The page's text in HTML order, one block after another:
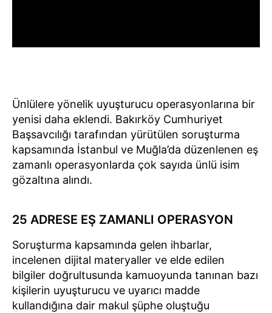
Ünlülere yönelik uyuşturucu operasyonlarına bir
yenisi daha eklendi. Bakırköy Cumhuriyet
Başsavcılığı tarafından yürütülen soruşturma
kapsamında İstanbul ve Muğla’da düzenlenen eş
zamanlı operasyonlarda çok sayıda ünlü isim
gözaltına alındı.
25 ADRESE EŞ ZAMANLI OPERASYON
Soruşturma kapsamında gelen ihbarlar,
incelenen dijital materyaller ve elde edilen
bilgiler doğrultusunda kamuoyunda tanınan bazı
kişilerin uyuşturucu ve uyarıcı madde
kullandığına dair makul şüphe oluştuğu